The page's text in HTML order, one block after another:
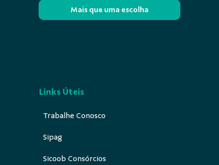
Mais que uma escolha
Links Úteis
Trabalhe Conosco
Sipag
Sicoob Consórcios